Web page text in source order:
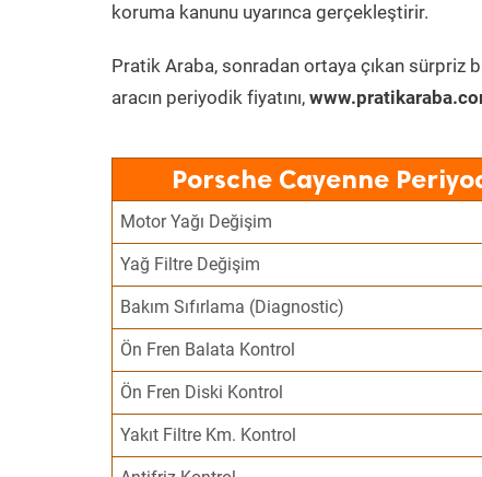
koruma kanunu uyarınca gerçekleştirir.
Pratik Araba, sonradan ortaya çıkan sürpriz
aracın periyodik fiyatını,
Porsche Cayenne
Motor Yağı Değişim
Yağ Filtre Değişim
Bakım Sıfırlama (Diagnostic)
Ön Fren Balata Kontrol
Ön Fren Diski Kontrol
Yakıt Filtre Km. Kontrol